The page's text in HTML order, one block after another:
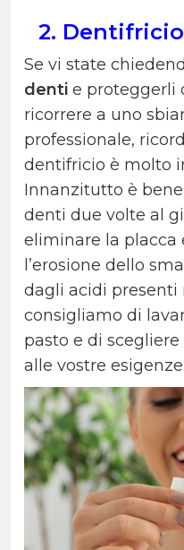
2.
Se vi state
denti e proteggerli
ricorrere a uno
professionale,
dentifricio è molto
Innanzitutto è
denti due volte al
eliminare la placca
l’erosione dello
dagli acidi presenti
consigliamo di
pasto e di
alle vostre